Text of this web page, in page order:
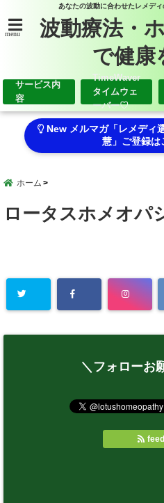
あなたの波動に合わせたレメデ
menu
波動療法・
で健康
サービス内
容
TimeWaver
タイムウェ
ーバー♡
New メルマガ「レメディ
慧」ご登録は
ホーム
ロータスホメオパ
＼フォローお